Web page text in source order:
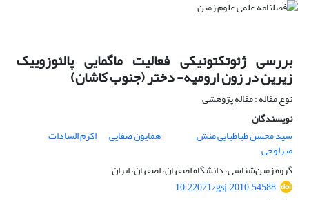
بررسی ژئوتکتونیکی فعالیت ماگمایی پالئوزوییک
زیرین در زون ارومیه- دختر (جنوب کاشان)
نوع مقاله : مقاله پژوهشی
نویسندگان
سید محسن طباطبایی منش
همایون صفایی اکرم السادات
میرلوحی
گروه زمین‌شناسی، دانشگاه اصفهان، اصفهان، ایران
10.22071/gsj.2010.54588